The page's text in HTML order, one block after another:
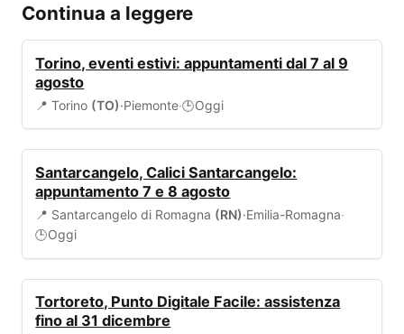
Continua a leggere
Torino, eventi estivi: appuntamenti dal 7 al 9
agosto
📍 Torino (TO)·Piemonte·🕒Oggi
Santarcangelo, Calici Santarcangelo:
appuntamento 7 e 8 agosto
📍 Santarcangelo di Romagna (RN)·Emilia-Romagna·
🕒Oggi
Tortoreto, Punto Digitale Facile: assistenza
fino al 31 dicembre